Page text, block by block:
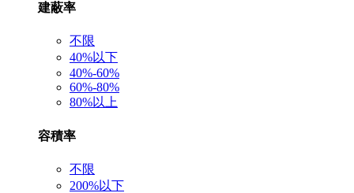
建蔽率
不限
40%以下
40%-60%
60%-80%
80%以上
容積率
不限
200%以下